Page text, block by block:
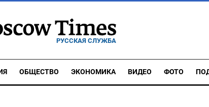
РУССКАЯ СЛУЖБА
ОБЩЕСТВО ЭКОНОМИКА ВИДЕО ФОТО